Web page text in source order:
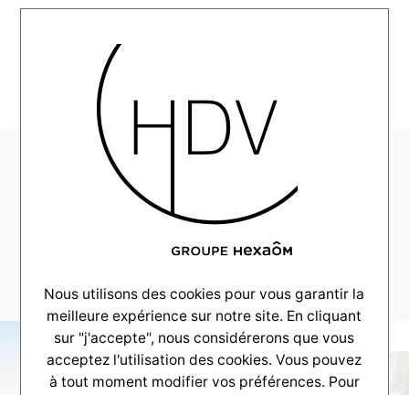
Alpha-
Constructions-
Showroom-Brive–
_0006_BRIVE1
Nous utilisons des cookies pour vous garantir la
meilleure expérience sur notre site. En cliquant
sur "j'accepte", nous considérerons que vous
acceptez l'utilisation des cookies. Vous pouvez
à tout moment modifier vos préférences. Pour